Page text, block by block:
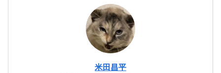
米田昌平